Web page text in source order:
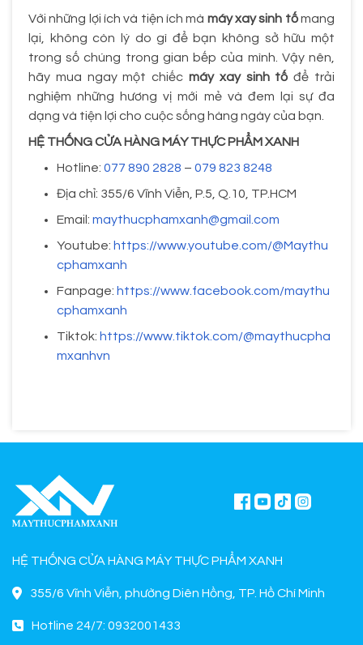
Với những lợi ích và tiện ích mà máy xay sinh tốmang
lại, không còn lý do gì để bạn không sở hữu một
trong số chúng trong gian bếp của mình. Vậy nên,
hãy mua ngay một chiếc máy xay sinh tố để trải
nghiệm những hương vị mới mẻ và đem lại sự đa
dạng và tiện lợi cho cuộc sống hàng ngày của bạn.
HỆ THỐNG CỬA HÀNG MÁY THỰC PHẨM XANH
Hotline: 077 890 2828 – 079 823 8248
Địa chỉ: 355/6 Vĩnh Viễn, P.5, Q.10, TP.HCM
Email: maythucphamxanh@gmail.com
Youtube: https://www.youtube.com/@Maythu
cphamxanh
Fanpage: https://www.facebook.com/maythu
cphamxanh
Tiktok: https://www.tiktok.com/@maythucpha
mxanhvn
HỆ THỐNG CỬA HÀNG MÁY THỰC PHẨM XANH
355/6 Vĩnh Viễn, phường Diên Hồng, TP. Hồ Chí Minh
Hotline 24/7: 0932001433